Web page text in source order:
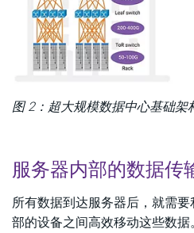
图 2：超大规模数据中心基础架
服务器内部的数据传
所有数据到达服务器后，就需
部的设备之间高效移动这些数